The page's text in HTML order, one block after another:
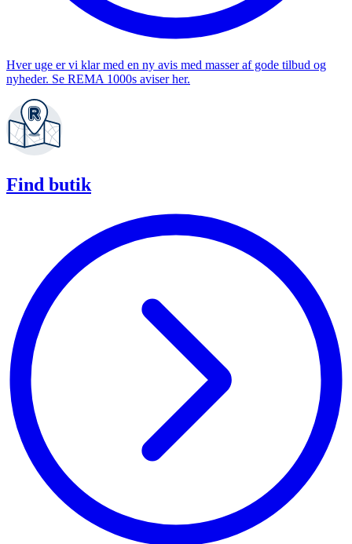
Hver uge er vi klar med en ny avis med masser af gode tilbud og
nyheder. Se REMA 1000s aviser her.
Find butik